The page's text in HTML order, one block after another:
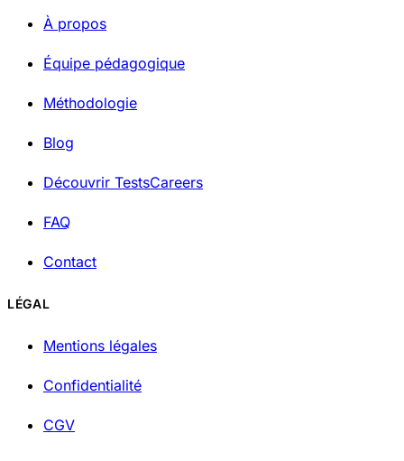
À propos
Équipe pédagogique
Méthodologie
Blog
Découvrir TestsCareers
FAQ
Contact
LÉGAL
Mentions légales
Confidentialité
CGV